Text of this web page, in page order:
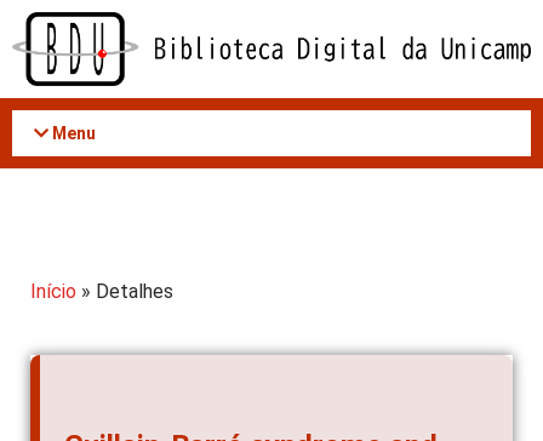
Acessar
conteúdo
Menu
Início » Detalhes